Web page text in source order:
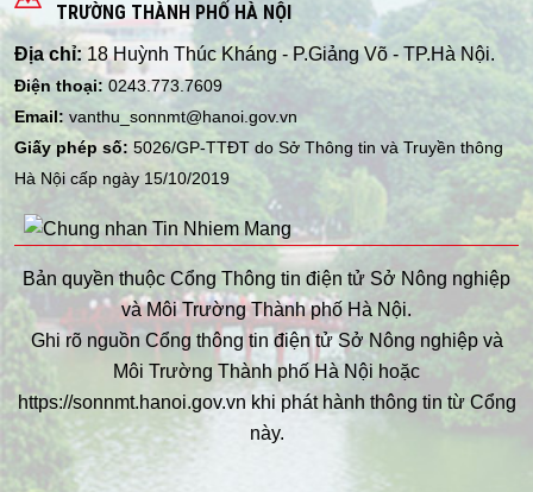
TRƯỜNG THÀNH PHỐ HÀ NỘI
Địa chỉ: 18 Huỳnh Thúc Kháng - P.Giảng Võ - TP.Hà Nội.
Điện thoại: 0243.773.7609
Email: vanthu_sonnmt@hanoi.gov.vn
Giấy phép số: 5026/GP-TTĐT do Sở Thông tin và Truyền thông
Hà Nội cấp ngày 15/10/2019
Bản quyền thuộc Cổng Thông tin điện tử Sở Nông nghiệp
và Môi Trường Thành phố Hà Nội.
Ghi rõ nguồn Cổng thông tin điện tử Sở Nông nghiệp và
Môi Trường Thành phố Hà Nội hoặc
https://sonnmt.hanoi.gov.vn khi phát hành thông tin từ Cổng
này.